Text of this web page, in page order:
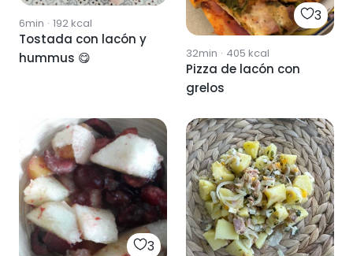
6min · 192kcal
Tostada con lacón y
hummus 😋
3
32min · 405 kcal
Pizza de lacón con
grelos
3